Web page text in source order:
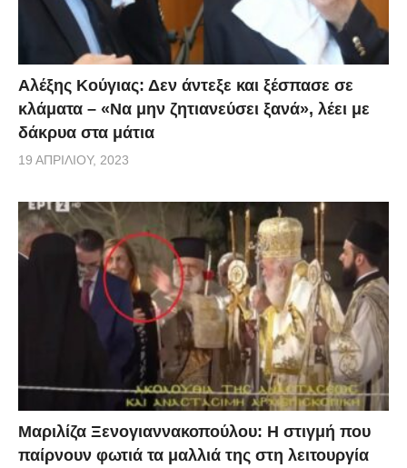
Αλέξης Κούγιας: Δεν άντεξε και ξέσπασε σε
κλάματα – «Να μην ζητιανεύσει ξανά», λέει με
δάκρυα στα μάτια
19 ΑΠΡΙΛΊΟΥ, 2023
Μαριλίζα Ξενογιαννακοπούλου: Η στιγμή που
παίρνουν φωτιά τα μαλλιά της στη λειτουργία